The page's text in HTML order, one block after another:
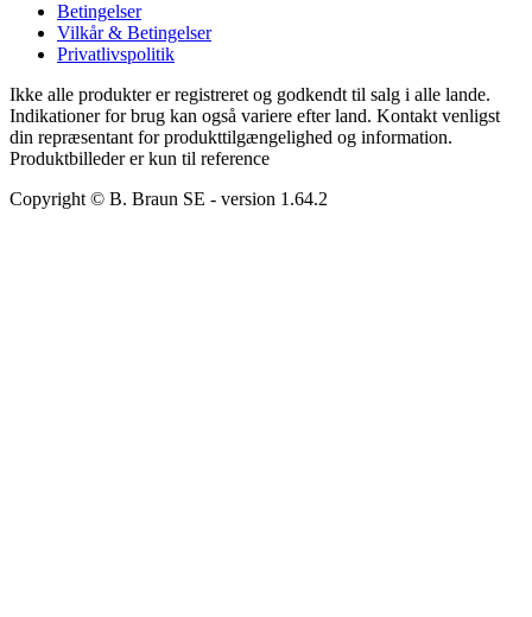
Betingelser
Vilkår & Betingelser
Privatlivspolitik
Ikke alle produkter er registreret og godkendt til salg i alle lande.
Indikationer for brug kan også variere efter land. Kontakt venligst
din repræsentant for produkttilgængelighed og information.
Produktbilleder er kun til reference
Copyright © B. Braun SE - version 1.64.2